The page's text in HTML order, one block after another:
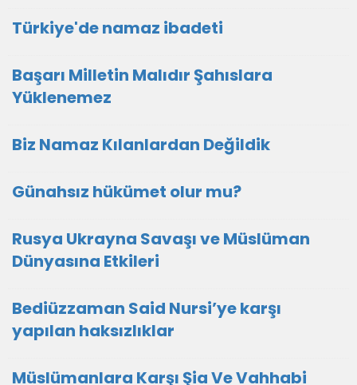
Türkiye'de namaz ibadeti
Başarı Milletin Malıdır Şahıslara
Yüklenemez
Biz Namaz Kılanlardan Değildik
Günahsız hükümet olur mu?
Rusya Ukrayna Savaşı ve Müslüman
Dünyasına Etkileri
Bediüzzaman Said Nursi’ye karşı
yapılan haksızlıklar
Müslümanlara Karşı Şia Ve Vahhabi